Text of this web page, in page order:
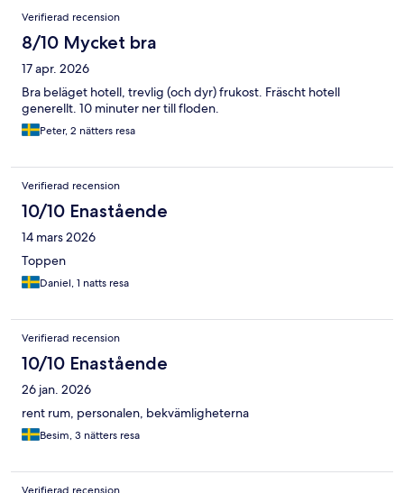
Verifierad recension
8/10 Mycket bra
17 apr. 2026
Bra beläget hotell, trevlig (och dyr) frukost. Fräscht hotell
generellt. 10 minuter ner till floden.
Peter, 2 nätters resa
Verifierad recension
10/10 Enastående
14 mars 2026
Toppen
Daniel, 1 natts resa
Verifierad recension
10/10 Enastående
26 jan. 2026
rent rum, personalen, bekvämligheterna
Besim, 3 nätters resa